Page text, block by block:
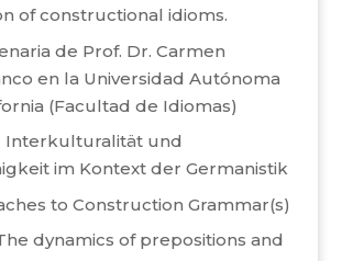
of constructional idioms.
de Prof. Dr. Carmen
en la Universidad Autónoma
(Facultad de Idiomas)
Interkulturalität und
im Kontext der Germanistik
to Construction Grammar(s)
dynamics of prepositions and